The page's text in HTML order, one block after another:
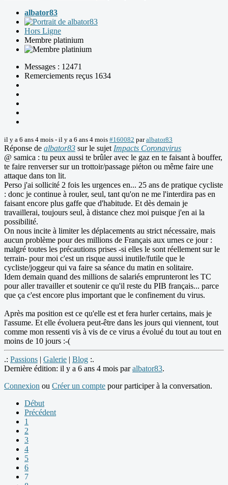
albator83
Hors Ligne
Membre platinium
Messages : 12471
Remerciements reçus 1634
il y a 6 ans 4 mois - il y a 6 ans 4 mois #160082 paralbator83
Réponse de albator83 sur le sujet Impacts Coronavirus
@ samica : tu peux aussi te brûler avec le gaz en te faisant à bouffer,
te faire renverser sur un trottoir/passage piéton ou même faire une
attaque dans ton lit.
Perso j'ai sollicité 2 fois les urgences en... 25 ans de pratique cycliste
: donc je continue à rouler, seul, tant qu'on ne me l'interdira pas en
faisant encore plus gaffe que d'habitude. Et dès demain je
travaillerai, toujours seul, à distance chez moi puisque j'en ai la
possibilité.
On nous incite à limiter les déplacements au strict nécessaire, mais
aucun problème pour des millions de Français aux urnes ce jour :
malgré toutes les précautions prises -si elles le sont réellement sur le
terrain- pour moi c'est un risque aussi inutile/futile que le
cycliste/joggeur qui va faire sa séance du matin en solitaire.
Idem demain quand des millions de salariés emprunteront les TC
pour aller travailler et soutenir ce qu'il reste du PIB français... parce
que ça c'est encore plus important que le confinement du virus.
Après ma position est ce qu'elle est et fera hurler certains, mais je
l'assume. Et elle évoluera peut-être dans les jours qui viennent, tout
comme mon ressenti vis à vis de ce virus a évolué du tout au tout en
moins de 10 jours :-(
.: Passions | Galerie | Blog :.
Dernière édition: il y a 6 ans 4 mois paralbator83.
Connexion ou Créer un compte pour participer à la conversation.
Début
Précédent
1
2
3
4
5
6
7